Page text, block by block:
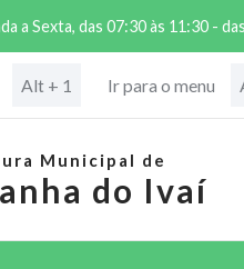
a Sexta, das 07:30 às 11:30 -
Alt + 1 Ir para o menu
Municipal de
do Ivaí